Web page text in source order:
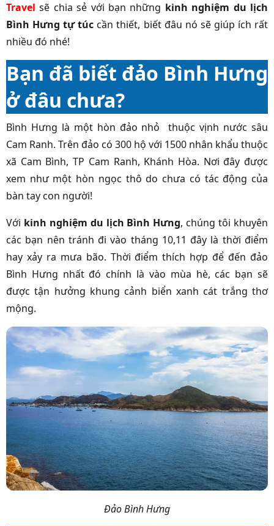
Travel sẽ chia sẻ với bạn những kinh nghiệm du lịch
Bình Hưng tự túc cần thiết, biết đâu nó sẽ giúp ích rất
nhiều đó nhé!
Bạn đã biết đảo Bình Hưng
ở đâu chưa?
Bình Hưng là một hòn đảo nhỏ thuộc vịnh nước sâu
Cam Ranh. Trên đảo có 300 hộ với 1500 nhân khẩu thuộc
xã Cam Bình, TP Cam Ranh, Khánh Hòa. Nơi đây được
xem như một hòn ngọc thô do chưa có tác động của
bàn tay con người!
Với kinh nghiệm du lịch Bình Hưng, chúng tôi khuyên
các bạn nên tránh đi vào tháng 10,11 đây là thời điểm
hay xảy ra mưa bão. Thời điểm thích hợp để đến đảo
Bình Hưng nhất đó chính là vào mùa hè, các bạn sẽ
được tận hưởng khung cảnh biển xanh cát trắng thơ
mộng.
Đảo Bình Hưng